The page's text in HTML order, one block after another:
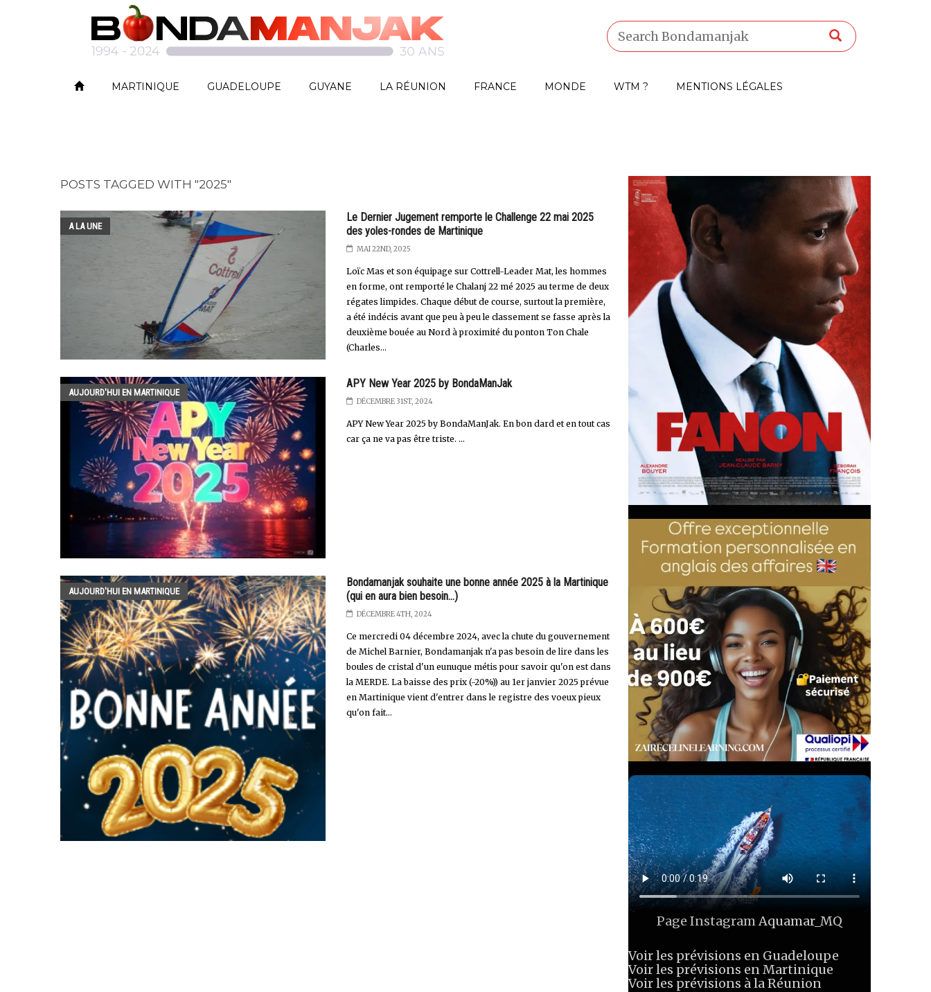
MARTINIQUE GUADELOUPE GUYANE LA RÉUNION FRANCE MONDE WTM ? MENTIONS LÉGALES
POSTS TAGGED WITH "2025"
A LA UNE
Le Dernier Jugement remporte le Challenge 22 mai 2025
des yoles-rondes de Martinique
MAI 22ND, 2025
Loïc Mas et son équipage sur Cottrell-Leader Mat, les hommes
en forme, ont remporté le Chalanj 22 mé 2025 au terme de deux
régates limpides. Chaque début de course, surtout la première,
a été indécis avant que peu à peu le classement se fasse après la
deuxième bouée au Nord à proximité du ponton Ton Chale
(Charles...
AUJOURD'HUI EN MARTINIQUE
APY New Year 2025 by BondaManJak
DÉCEMBRE 31ST, 2024
APY New Year 2025 by BondaManJak. En bon dard et en tout cas
car ça ne va pas être triste. ...
AUJOURD'HUI EN MARTINIQUE
Bondamanjak souhaite une bonne année 2025 à la Martinique
(qui en aura bien besoin...)
DÉCEMBRE 4TH, 2024
Ce mercredi 04 décembre 2024, avec la chute du gouvernement
de Michel Barnier, Bondamanjak n'a pas besoin de lire dans les
boules de cristal d'un eunuque métis pour savoir qu'on est dans
la MERDE. La baisse des prix (-20%)) au 1er janvier 2025 prévue
en Martinique vient d'entrer dans le registre des voeux pieux
qu'on fait...
Page InstagramAquamar_MQ
Voir les prévisions en Guadeloupe
Voir les prévisions en Martinique
Voir les prévisions à la Réunion